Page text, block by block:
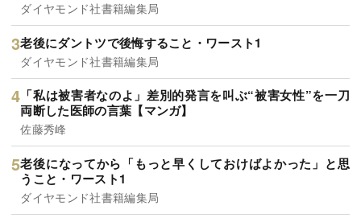
ダイヤモンド社書籍編集局
老後にダントツで後悔すること・ワースト1
ダイヤモンド社書籍編集局
「私は被害者なのよ」差別的発言を叫ぶ“被害女性”を一刀
両断した医師の言葉【マンガ】
佐藤秀峰
老後になってから「もっと早くしておけばよかった」と思
うこと・ワースト1
ダイヤモンド社書籍編集局